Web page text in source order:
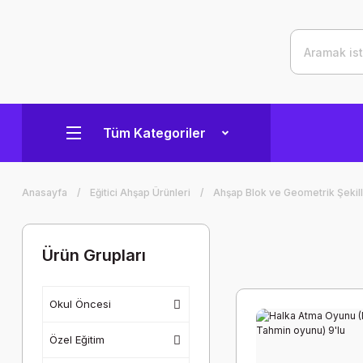
Tüm Kategoriler
Anasayfa Eğitici Ahşap Ürünleri Ahşap Blok ve Geometrik
Ürün Grupları
Okul Öncesi
Özel Eğitim